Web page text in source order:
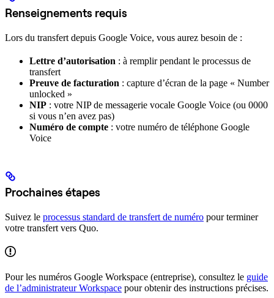
Renseignements requis
Lors du transfert depuis Google Voice, vous aurez besoin de :
Lettre d’autorisation : à remplir pendant le processus de
transfert
Preuve de facturation : capture d’écran de la page « Number
unlocked »
NIP : votre NIP de messagerie vocale Google Voice (ou 0000
si vous n’en avez pas)
Numéro de compte : votre numéro de téléphone Google
Voice
Prochaines étapes
Suivez le processus standard de transfert de numéro pour terminer
votre transfert vers Quo.
Pour les numéros Google Workspace (entreprise), consultez le guide
de l’administrateur Workspace pour obtenir des instructions précises.